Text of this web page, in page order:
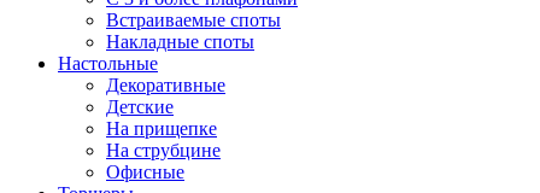
Встраиваемые споты
Накладные споты
Настольные
Декоративные
Детские
На прищепке
На струбцине
Офисные